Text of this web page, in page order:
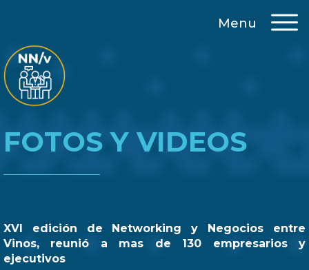
Menu
FOTOS Y VIDEOS
XVI edición de Networking y Negocios entre
Vinos, reunió a mas de 130 empresarios y
ejecutivos